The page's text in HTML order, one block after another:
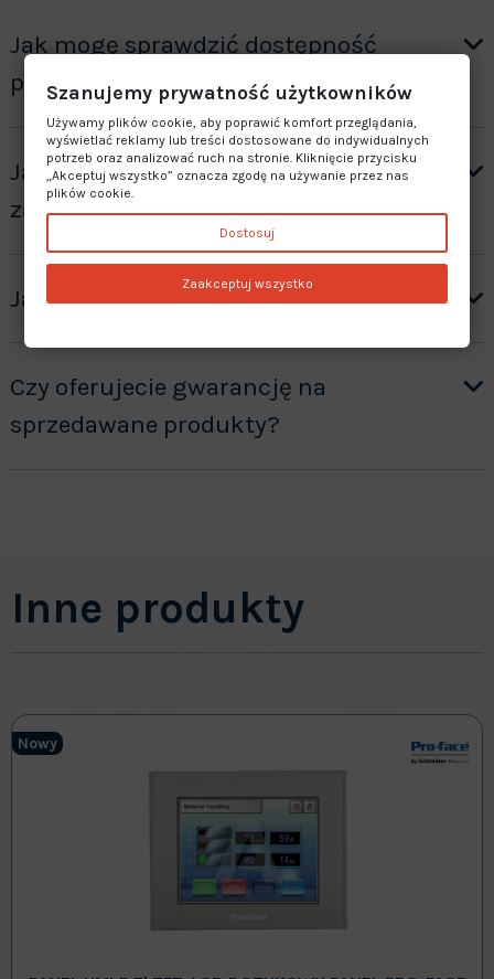
Jak mogę sprawdzić dostępność
produktu?
Jak otrzymać wycenę produktów ”na
zamówienie”?
Jaki jest czas realizacji zamówienia?
Czy oferujecie gwarancję na
sprzedawane produkty?
Inne produkty
Nowy
Szanujemy prywatność użytkowników
Używamy plików cookie, aby poprawić komfort przeglądania,
wyświetlać reklamy lub treści dostosowane do indywidualnych
potrzeb oraz analizować ruch na stronie. Kliknięcie przycisku
„Akceptuj wszystko” oznacza zgodę na używanie przez nas
plików cookie.
Dostosuj
Zaakceptuj wszystko